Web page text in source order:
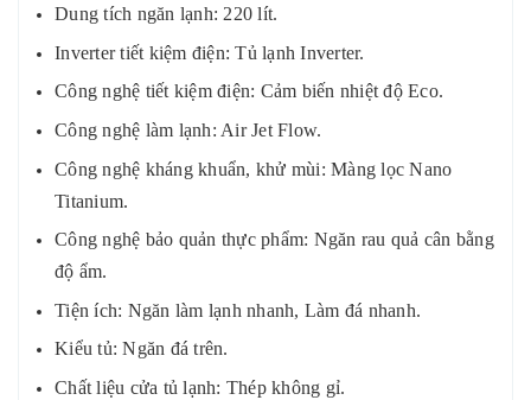
Dung tích ngăn lạnh: 220 lít.
Inverter tiết kiệm điện: Tủ lạnh Inverter.
Công nghệ tiết kiệm điện: Cảm biến nhiệt độ Eco.
Công nghệ làm lạnh: Air Jet Flow.
Công nghệ kháng khuẩn, khử mùi: Màng lọc Nano
Titanium.
Công nghệ bảo quản thực phẩm: Ngăn rau quả cân bằng
độ ẩm.
Tiện ích: Ngăn làm lạnh nhanh, Làm đá nhanh.
Kiểu tủ: Ngăn đá trên.
Chất liệu cửa tủ lạnh: Thép không gỉ.